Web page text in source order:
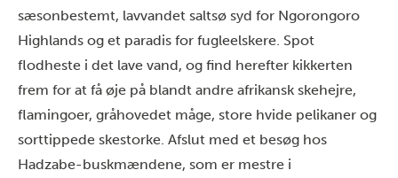
sæsonbestemt, lavvandet saltsø syd for Ngorongoro
Highlands og et paradis for fugleelskere. Spot
flodheste i det lave vand, og find herefter kikkerten
frem for at få øje på blandt andre afrikansk skehejre,
flamingoer, gråhovedet måge, store hvide pelikaner og
sorttippede skestorke. Afslut med et besøg hos
Hadzabe-buskmændene, som er mestre i